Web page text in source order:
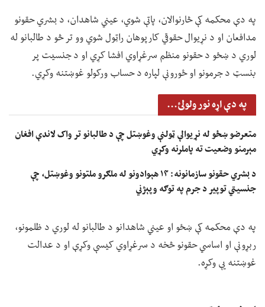
په دې محکمه کې څارنوالان، پاتې شوي، عیني شاهدان، د بشري حقونو
مدافعان او د نړیوال حقوقي کارپوهان راټول شوي وو تر څو د طالبانو له
لوري د ښځو د حقونو منظم سرغړاوي افشا کړي او د جنسیت پر
بنسټ د جرمونو او ځورونې لپاره د حساب ورکولو غوښتنه وکړي.
په دې اړه نور ولولئ...
متعرضو ښځو له نړیوالې ټولنې وغوښتل چې د طالبانو تر واک لاندې افغان
مېرمنو وضعیت ته پاملرنه وکړي
د بشري حقونو سازمانونه: ۱۴ هېوادونو له ملګرو ملتونو وغوښتل، چې
جنسیتي توپير د جرم په توګه وپېژني
په دې محکمه کې ښځو او عیني شاهدانو د طالبانو له لوري د ظلمونو،
ربړونې او اساسي حقونو څخه د سرغړاوي کیسې وکړې او د عدالت
غوښتنه یې وکړه.